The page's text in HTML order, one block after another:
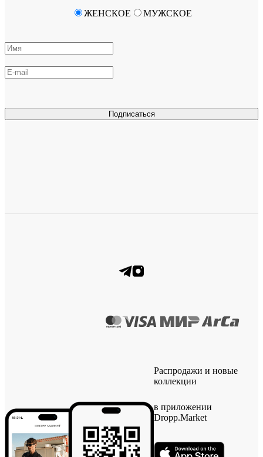
Подписаться
ЖЕНСКОЕ МУЖСКОЕ
Распродажи и новые
коллекции
в приложении
Dropp.Market